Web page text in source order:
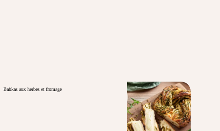
Babkas aux herbes et fromage